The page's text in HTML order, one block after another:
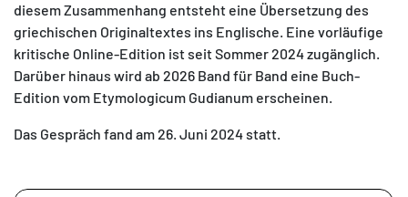
diesem Zusammenhang entsteht eine Übersetzung des
griechischen Originaltextes ins Englische. Eine vorläufige
kritische Online-Edition ist seit Sommer 2024 zugänglich.
Darüber hinaus wird ab 2026 Band für Band eine Buch-
Edition vom Etymologicum Gudianum erscheinen.
Das Gespräch fand am 26. Juni 2024 statt.